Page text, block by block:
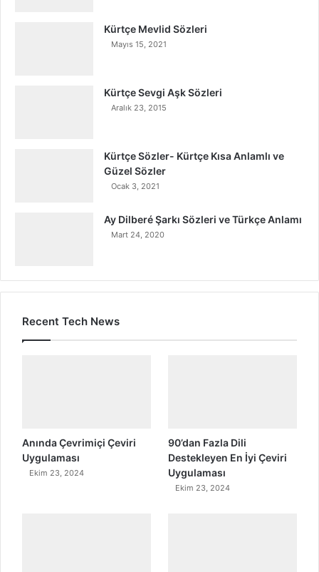
Kürtçe Mevlid Sözleri
Mayıs 15, 2021
Kürtçe Sevgi Aşk Sözleri
Aralık 23, 2015
Kürtçe Sözler- Kürtçe Kısa Anlamlı ve
Güzel Sözler
Ocak 3, 2021
Ay Dilberé Şarkı Sözleri ve Türkçe Anlamı
Mart 24, 2020
Recent Tech News
Anında Çevrimiçi Çeviri
Uygulaması
Ekim 23, 2024
90’dan Fazla Dili
Destekleyen En İyi Çeviri
Uygulaması
Ekim 23, 2024